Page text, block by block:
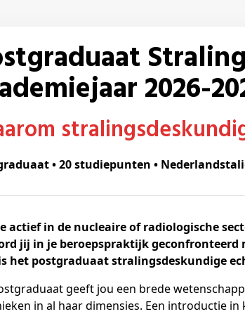
2026-
• 20 studiepunten •
actief in de nucleaire of radiologische
jij in je beroepspraktijk geconfronteerd
het postgraduaat stralingsdeskundige
geeft jou een brede
in al haar dimensies. Een introductie